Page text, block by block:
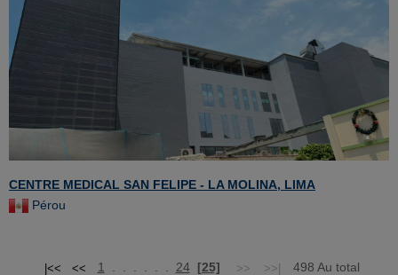
CENTRE MEDICAL SAN FELIPE - LA MOLINA, LIMA
Pérou
1 24 [25] 498 Au total